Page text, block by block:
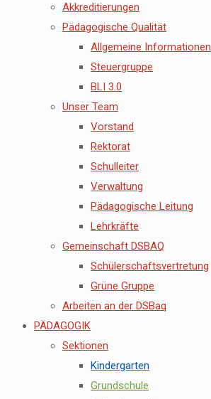
Akkreditierungen
Pädagogische Qualität
Allgemeine Informationen
Steuergruppe
BLI 3.0
Unser Team
Vorstand
Rektorat
Schulleiter
Verwaltung
Pädagogische Leitung
Lehrkräfte
Gemeinschaft DSBAQ
Schülerschaftsvertretung
Grüne Gruppe
Arbeiten an der DSBaq
PÄDAGOGIK
Sektionen
Kindergarten
Grundschule